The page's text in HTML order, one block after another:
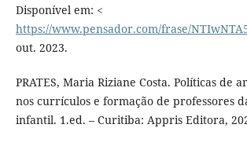
Disponível em: <
https://www.pensador.com/frase/
out. 2023.
PRATES, Maria Riziane Costa. Políticas de
nos currículos e formação de professores
infantil. 1.ed. – Curitiba: Appris Editora,